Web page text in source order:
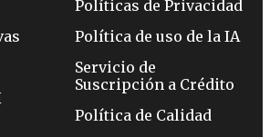
Políticas de Privacidad
Política de uso de la IA
Servicio de
Suscripción a Crédito
Política de Calidad